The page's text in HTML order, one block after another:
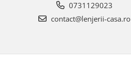
0731129023
contact@lenjerii-casa.ro